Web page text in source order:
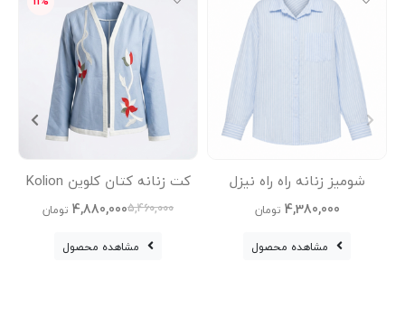
شومیز زنانه راه راه نیزل
4,380,000 تومان
مشاهده محصول
کت زنانه کتان کلوین Kolion
5,460,000
4,880,000تومان
مشاهده محصول
کفش